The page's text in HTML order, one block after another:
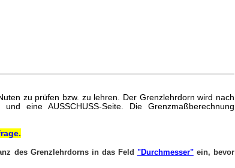
zu prüfen bzw. zu lehren. Der Grenzlehrdorn wird nach
eine AUSSCHUSS-Seite. Die Grenzmaßberechnung
des Grenzlehrdorns in das Feld "Durchmesser"ein, bevor